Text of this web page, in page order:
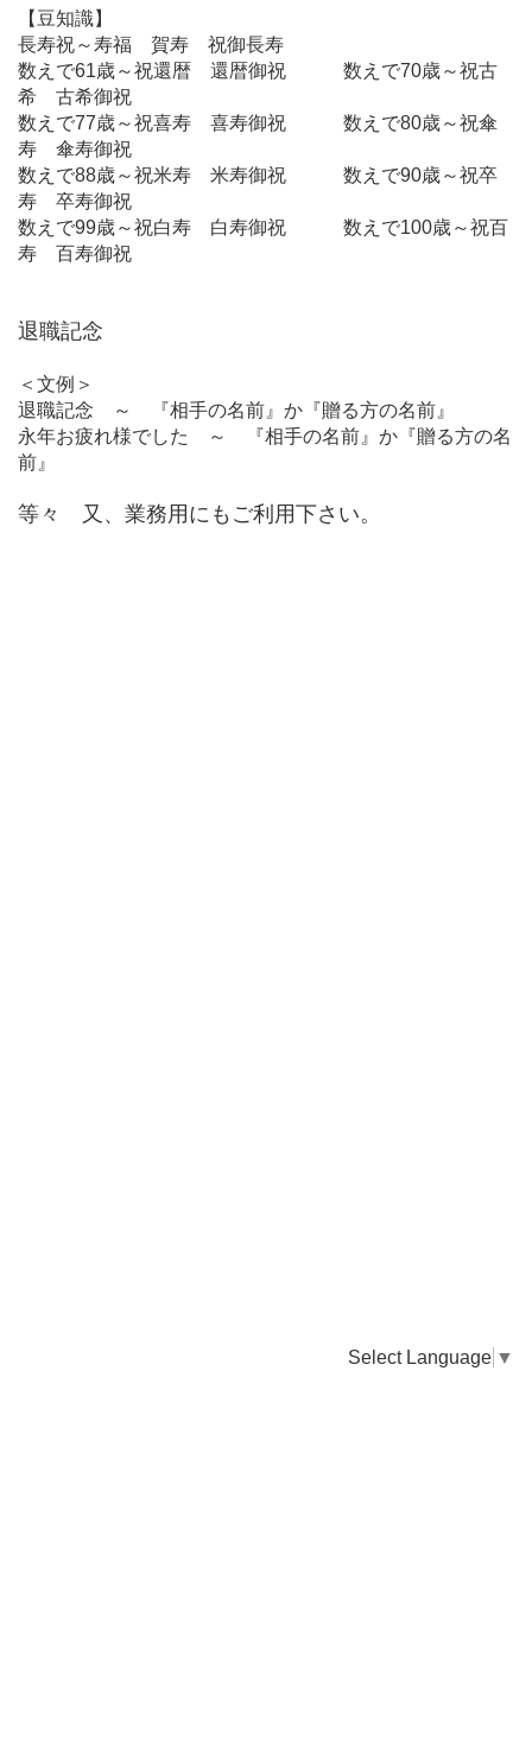
Select Language ▼
【豆知識】
長寿祝～寿福 賀寿 祝御長寿
数えで61歳～祝還暦 還暦御祝 数えで70歳～祝古
希 古希御祝
数えで77歳～祝喜寿 喜寿御祝 数えで80歳～祝傘
寿 傘寿御祝
数えで88歳～祝米寿 米寿御祝 数えで90歳～祝卒
寿 卒寿御祝
数えで99歳～祝白寿 白寿御祝 数えで100歳～祝百
寿 百寿御祝
退職記念
＜文例＞
退職記念 ～ 『相手の名前』か『贈る方の名前』
永年お疲れ様でした ～ 『相手の名前』か『贈る方の名
前』
等々 又、業務用にもご利用下さい。